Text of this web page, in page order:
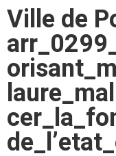
Ville de